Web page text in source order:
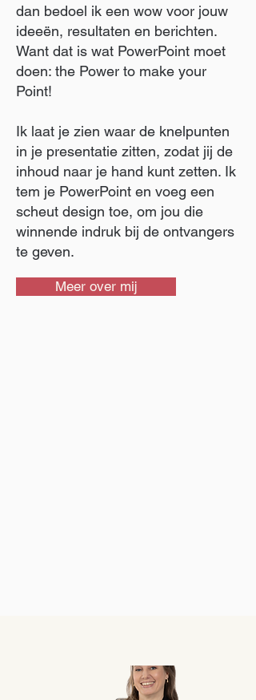
dan bedoel ik een wow voor jouw
ideeën, resultaten en berichten.
Want dat is wat PowerPoint moet
doen: the Power to make your
Point!
Ik laat je zien waar de knelpunten
in je presentatie zitten, zodat jij de
inhoud naar je hand kunt zetten. Ik
tem je PowerPoint en voeg een
scheut design toe, om jou die
winnende indruk bij de ontvangers
te geven.
Meer over mij